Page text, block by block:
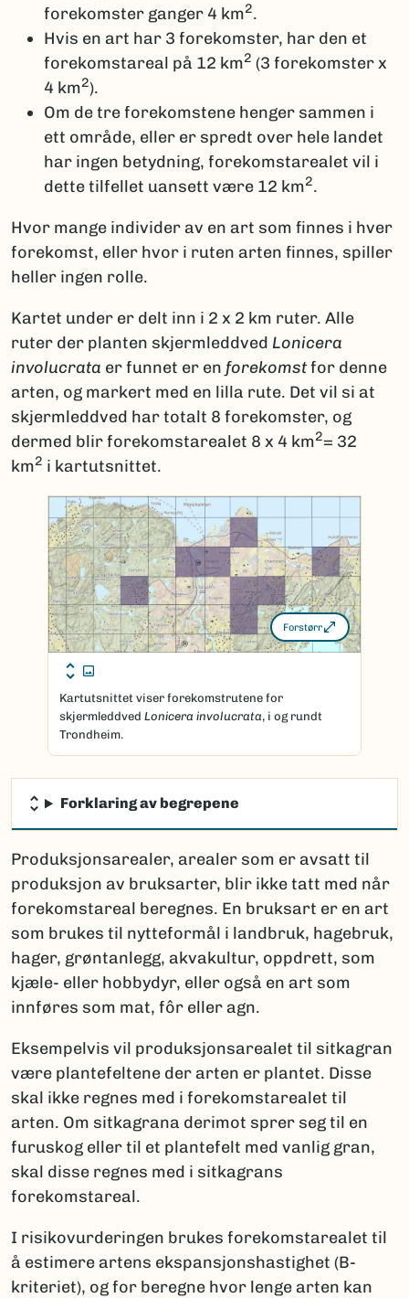
forekomster ganger 4 km2.
Hvis en art har 3 forekomster, har den et
forekomstareal på 12 km2 (3 forekomster x
4 km2).
Om de tre forekomstene henger sammen i
ett område, eller er spredt over hele landet
har ingen betydning, forekomstarealet vil i
dette tilfellet uansett være 12 km2.
Hvor mange individer av en art som finnes i hver
forekomst, eller hvor i ruten arten finnes, spiller
heller ingen rolle.
Kartet under er delt inn i 2 x 2 km ruter. Alle
ruter der planten skjermleddved Lonicera
involucrata er funnet er en forekomstfor denne
arten, og markert med en lilla rute. Det vil si at
skjermleddved har totalt 8 forekomster, og
dermed blir forekomstarealet 8 x 4 km2= 32
km2 i kartutsnittet.
Forstørr
Kartutsnittet viser forekomstrutene for
skjermleddved Lonicera involucrata, i og rundt
Trondheim.
Forklaring av begrepene
Produksjonsarealer, arealer som er avsatt til
produksjon av bruksarter, blir ikke tatt med når
forekomstareal beregnes. En bruksart er en art
som brukes til nytteformål i landbruk, hagebruk,
hager, grøntanlegg, akvakultur, oppdrett, som
kjæle- eller hobbydyr, eller også en art som
innføres som mat, fôr eller agn.
Eksempelvis vil produksjonsarealet til sitkagran
være plantefeltene der arten er plantet. Disse
skal ikke regnes med i forekomstarealet til
arten. Om sitkagrana derimot sprer seg til en
furuskog eller til et plantefelt med vanlig gran,
skal disse regnes med i sitkagrans
forekomstareal.
I risikovurderingen brukes forekomstarealet til
å estimere artens ekspansjonshastighet (B-
kriteriet), og for beregne hvor lenge arten kan